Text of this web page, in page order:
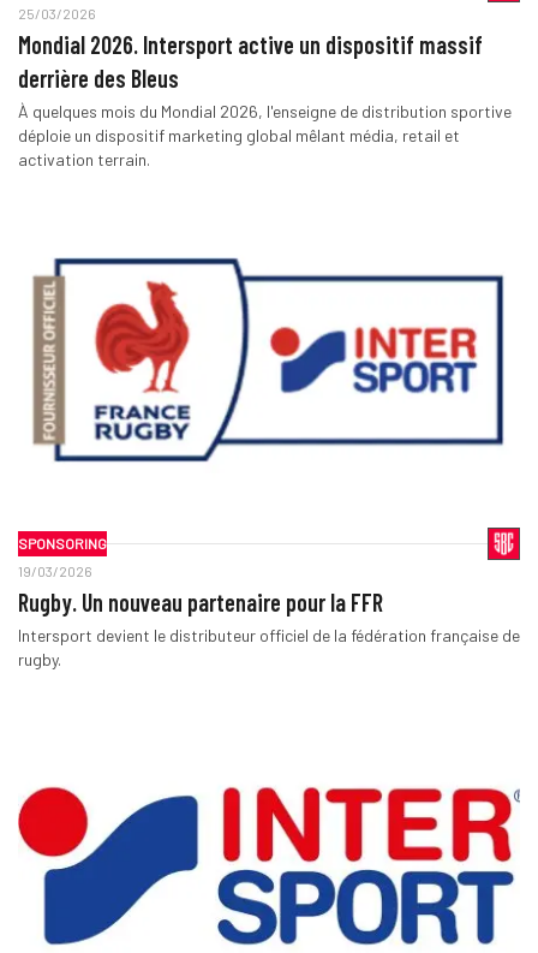
25/03/2026
Mondial 2026. Intersport active un dispositif massif
derrière des Bleus
À quelques mois du Mondial 2026, l'enseigne de distribution sportive
déploie un dispositif marketing global mêlant média, retail et
activation terrain.
SPONSORING
19/03/2026
Rugby. Un nouveau partenaire pour la FFR
Intersport devient le distributeur officiel de la fédération française de
rugby.